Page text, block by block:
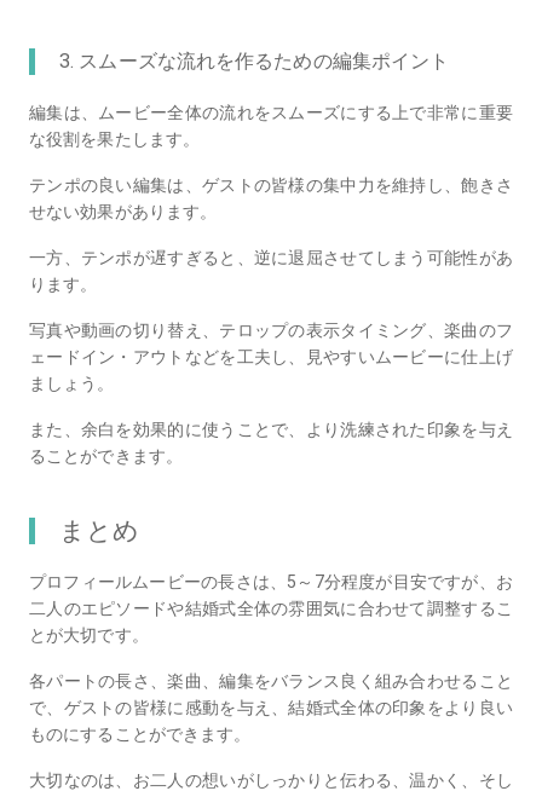
3. スムーズな流れを作るための編集ポイント
編集は、ムービー全体の流れをスムーズにする上で非常に重要
な役割を果たします。
テンポの良い編集は、ゲストの皆様の集中力を維持し、飽きさ
せない効果があります。
一方、テンポが遅すぎると、逆に退屈させてしまう可能性があ
ります。
写真や動画の切り替え、テロップの表示タイミング、楽曲のフ
ェードイン・アウトなどを工夫し、見やすいムービーに仕上げ
ましょう。
また、余白を効果的に使うことで、より洗練された印象を与え
ることができます。
まとめ
プロフィールムービーの長さは、5～7分程度が目安ですが、お
二人のエピソードや結婚式全体の雰囲気に合わせて調整するこ
とが大切です。
各パートの長さ、楽曲、編集をバランス良く組み合わせること
で、ゲストの皆様に感動を与え、結婚式全体の印象をより良い
ものにすることができます。
大切なのは、お二人の想いがしっかりと伝わる、温かく、そし